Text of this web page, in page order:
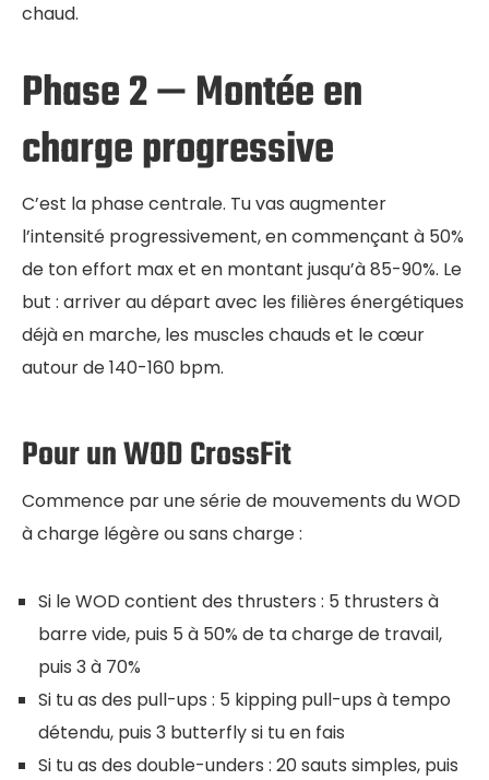
chaud.
Phase 2 — Montée en
charge progressive
C’est la phase centrale. Tu vas augmenter
l’intensité progressivement, en commençant à 50%
de ton effort max et en montant jusqu’à 85-90%. Le
but : arriver au départ avec les filières énergétiques
déjà en marche, les muscles chauds et le cœur
autour de 140-160 bpm.
Pour un WOD CrossFit
Commence par une série de mouvements du WOD
à charge légère ou sans charge :
Si le WOD contient des thrusters : 5 thrusters à
barre vide, puis 5 à 50% de ta charge de travail,
puis 3 à 70%
Si tu as des pull-ups : 5 kipping pull-ups à tempo
détendu, puis 3 butterfly si tu en fais
Si tu as des double-unders : 20 sauts simples, puis